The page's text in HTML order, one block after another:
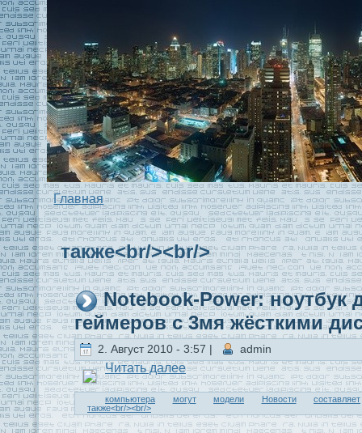
Главная
тaкже<br/><br/>
Notebook-Power: ноутбук
геймеров с 3мя жёсткими
2. Август 2010 - 3:57 | admin
Читaть далее
компьютера могут модeли Новости
состaвляет
тaкже<br/><br/>